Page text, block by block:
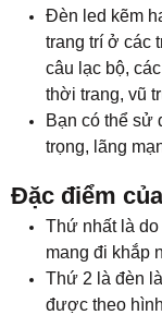
Đèn led kẽm
trang trí ở các
câu lạc bộ,
thời trang, vũ
Bạn có thể sử
trọng, lãng
Đặc điểm
Thứ nhất là
mang đi khắp
Thứ 2 là đèn
được theo